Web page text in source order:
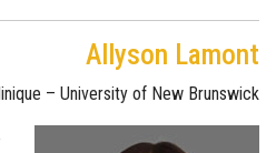
Allyson Lamont
– University of New Brunswick